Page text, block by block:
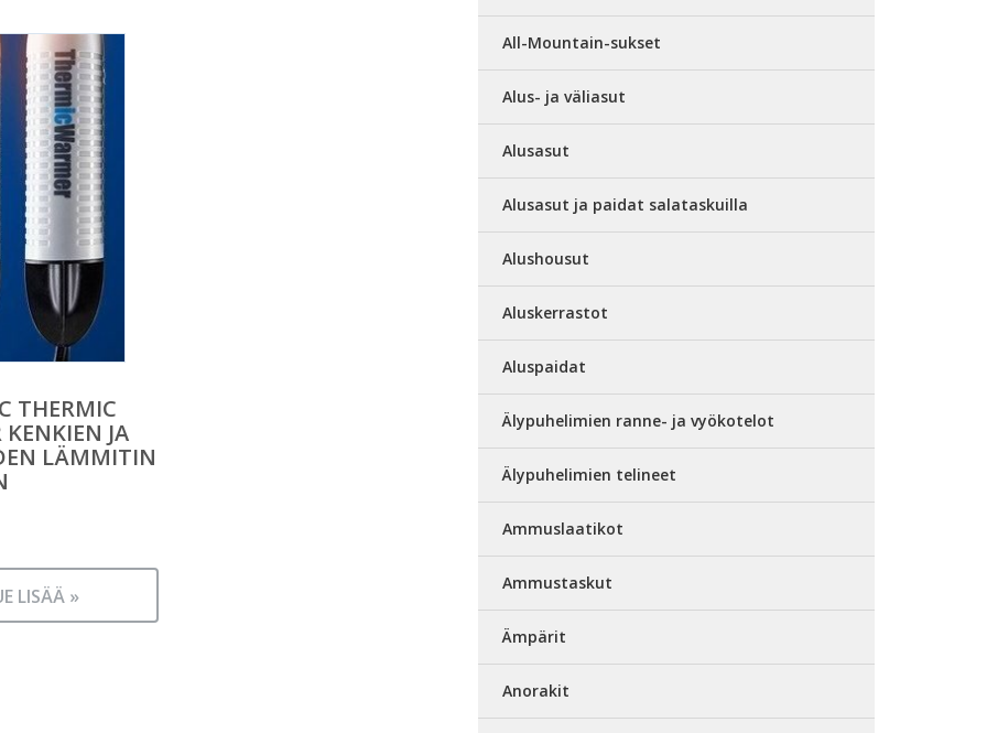
THERMIC
JA
LÄMMITIN
LISÄÄ »
All-Mountain-sukset
Alus- ja väliasut
Alusasut
Alusasut ja paidat salataskuilla
Alushousut
Aluskerrastot
Aluspaidat
Älypuhelimien ranne- ja vyökotelot
Älypuhelimien telineet
Ammuslaatikot
Ammustaskut
Ämpärit
Anorakit